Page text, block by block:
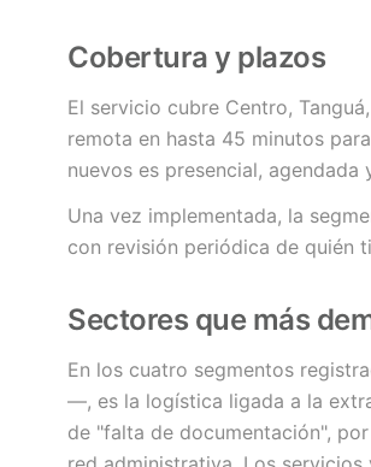
Cobertura y plazos
El servicio cubre Centro,
remota en hasta 45 minutos
nuevos es presencial,
Una vez implementada, la
con revisión periódica de quién
Sectores que más
En los cuatro segmentos
—, es la logística ligada a la
de "falta de documentación",